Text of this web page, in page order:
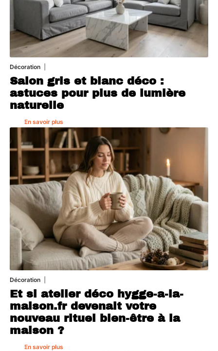
Décoration
Salon gris et blanc déco :
astuces pour plus de lumière
naturelle
En savoir plus
Décoration
Et si atelier déco hygge-a-la-
maison.fr devenait votre
nouveau rituel bien-être à la
maison ?
En savoir plus